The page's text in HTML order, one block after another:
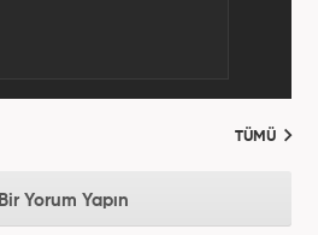
TÜMÜ
Bir Yorum Yapın